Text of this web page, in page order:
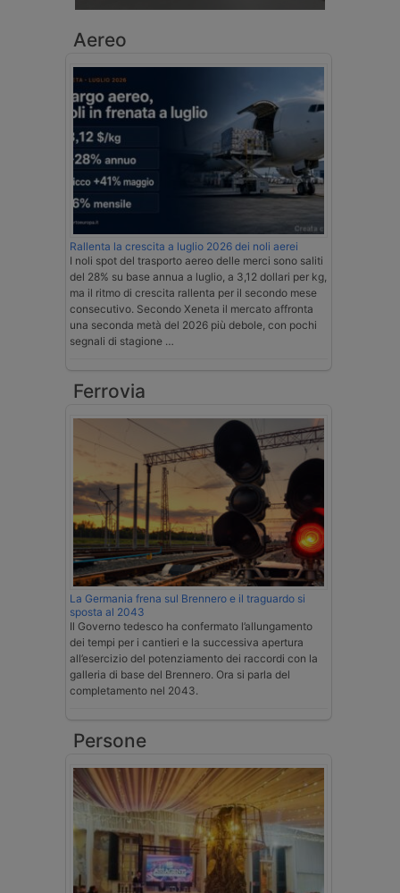
Aereo
Rallenta la crescita a luglio 2026 dei noli aerei
I noli spot del trasporto aereo delle merci sono saliti
del 28% su base annua a luglio, a 3,12 dollari per kg,
ma il ritmo di crescita rallenta per il secondo mese
consecutivo. Secondo Xeneta il mercato affronta
una seconda metà del 2026 più debole, con pochi
segnali di stagione …
Ferrovia
La Germania frena sul Brennero e il traguardo si
sposta al 2043
Il Governo tedesco ha confermato l’allungamento
dei tempi per i cantieri e la successiva apertura
all’esercizio del potenziamento dei raccordi con la
galleria di base del Brennero. Ora si parla del
completamento nel 2043.
Persone